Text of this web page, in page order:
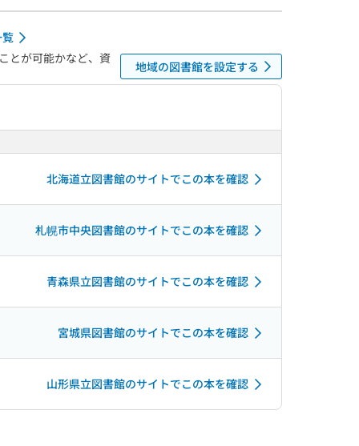
とが可能かなど、資
地域の図書館を設定する
北海道立図書館のサイトでこの本を確認
札幌市中央図書館のサイトでこの本を確認
青森県立図書館のサイトでこの本を確認
宮城県図書館のサイトでこの本を確認
山形県立図書館のサイトでこの本を確認